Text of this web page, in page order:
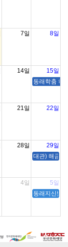
7일 8일
14일
15일
동래학춤 하
21일
22일
28일
29일
대관) 해금아
4일
5일
동래지신밟